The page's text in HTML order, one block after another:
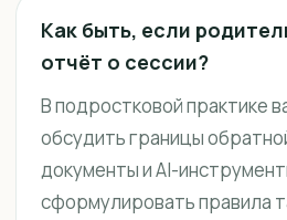
Как быть, если
отчёт о сессии?
В подростковой практике
обсудить границы
документы и AI-
сформулировать правила